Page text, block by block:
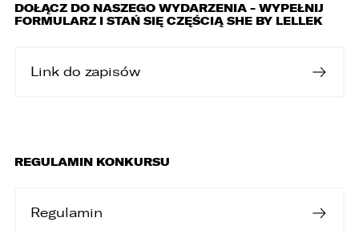
DOŁĄCZ DO NASZEGO WYDARZENIA - WYPEŁNIJ
FORMULARZ I STAŃ SIĘ CZĘŚCIĄ SHE BY LELLEK
Link do zapisów
REGULAMIN KONKURSU
Regulamin